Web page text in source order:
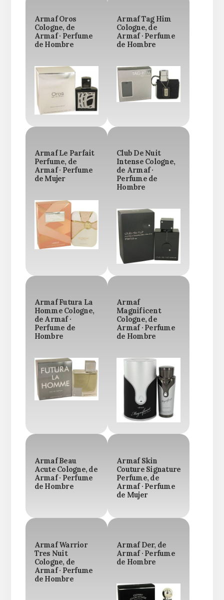
Armaf Oros
Cologne, de
Armaf · Perfume
de Hombre
Armaf Tag Him
Cologne, de
Armaf · Perfume
de Hombre
Armaf Le Parfait
Perfume, de
Armaf · Perfume
de Mujer
Club De Nuit
Intense Cologne,
de Armaf ·
Perfume de
Hombre
Armaf Futura La
Homme Cologne,
de Armaf ·
Perfume de
Hombre
Armaf
Magnificent
Cologne, de
Armaf · Perfume
de Hombre
Armaf Beau
Acute Cologne, de
Armaf · Perfume
de Hombre
Armaf Skin
Couture Signature
Perfume, de
Armaf · Perfume
de Mujer
Armaf Warrior
Tres Nuit
Cologne, de
Armaf · Perfume
de Hombre
Armaf Der, de
Armaf · Perfume
de Hombre